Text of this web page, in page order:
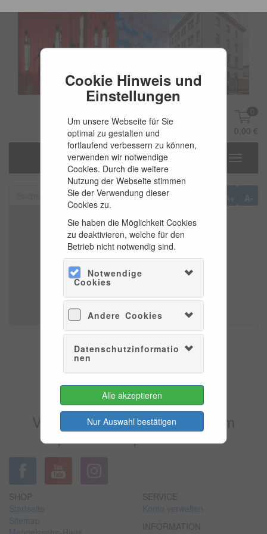
Cookie Hinweis und
Einstellungen
Um unsere Webseite für Sie
optimal zu gestalten und
fortlaufend verbessern zu können,
verwenden wir notwendige
Cookies. Durch die weitere
Nutzung der Webseite stimmen
Sie der Verwendung dieser
Cookies zu.
Sie haben die Möglichkeit Cookies
zu deaktivieren, welche für den
Betrieb nicht notwendig sind.
Notwendige
Cookies
Andere Cookies
Datenschutzinformatio
nen
Alle akzeptieren
Nur Auswahl bestätigen
DE
0
0,00 €
Toggle
A-
A+
Es konnten leider keine Tarife
gefunden werden.
Versuchen Sie es bitte zu einem
späteren Zeitpunkt wieder.
SHOP
Startseite
Sitemap
SERVICE
Konto verwalten
INFORMATION